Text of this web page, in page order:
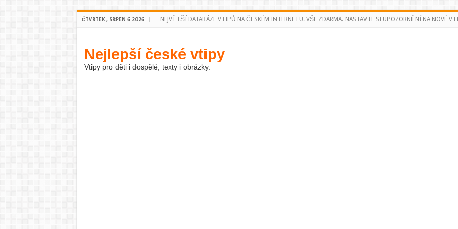
ČTVRTEK , SRPEN 6 2026 NEJVĚTŠÍ DATABÁZE VTIPŮ NA ČESKÉM INTERNETU. VŠE ZDARMA. NASTAVTE SI UPOZORNĚNÍ NA NOVÉ
Nejlepší české vtipy
Vtipy pro děti i dospělé, texty i obrázky.